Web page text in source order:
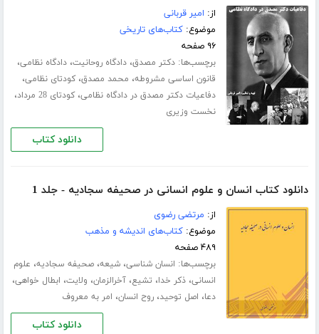
از: امیر قربانی
موضوع:کتاب‌های تاریخی
۹۶ صفحه
برچسب‌ها:دکتر مصدق،دادگاه روحانیت،دادگاه نظامی،
قانون اساسی مشروطه، محمد مصدق،کودتای نظامی،
دفاعیات دکتر مصدق در دادگاه نظامی،کودتای 28 مرداد ،
نخست وزیری
دانلود کتاب
دانلود کتاب انسان و علوم انسانی در صحیفه سجادیه - جلد 1
از: مرتضی رضوی
موضوع:کتاب‌های اندیشه و مذهب
۴۸۹ صفحه
برچسب‌ها: انسان شناسی،شیعه،صحیفه سجادیه، علوم
انسانی،ذکر خدا، تشیع،آخرالزمان، ولایت، ابطال خواهی،
دعا، اصل توحید،روح انسان، امر به معروف
دانلود کتاب